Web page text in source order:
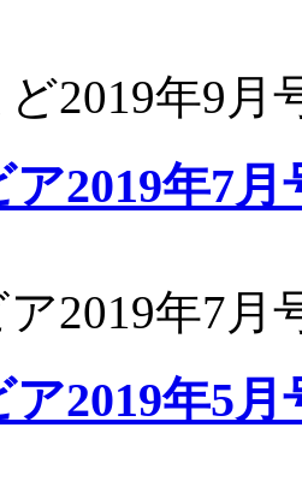
2019年9月
2019年7
2019年7月
2019年5